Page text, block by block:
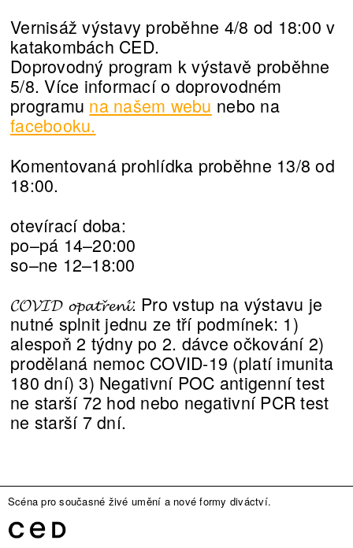
Vernisáž výstavy proběhne 4/8 od 18:00 v
katakombách CED.
Doprovodný program k výstavě proběhne
5/8. Více informací o doprovodném
programu na našem webu nebo na
facebooku.
Komentovaná prohlídka proběhne 13/8 od
18:00.
otevírací doba:
po–pá 14–20:00
so–ne 12–18:00
𝓒𝓞𝓥𝓘𝓓 𝓸𝓹𝓪𝓽𝓻̌𝓮𝓷𝓲́: Pro vstup na výstavu je
nutné splnit jednu ze tří podmínek: 1)
alespoň 2 týdny po 2. dávce očkování 2)
prodělaná nemoc COVID-19 (platí imunita
180 dní) 3) Negativní POC antigenní test
ne starší 72 hod nebo negativní PCR test
ne starší 7 dní.
Scéna pro současné živé umění a nové formy diváctví.